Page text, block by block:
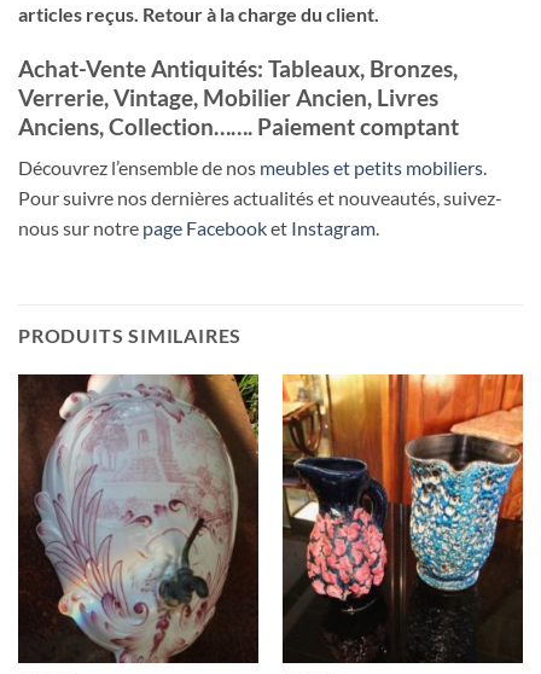
articles reçus. Retour à la charge du client.
Achat-Vente Antiquités: Tableaux, Bronzes,
Verrerie, Vintage, Mobilier Ancien, Livres
Anciens, Collection……. Paiement comptant
Découvrez l’ensemble de nos meubles et petits mobiliers.
Pour suivre nos dernières actualités et nouveautés, suivez-
nous sur notre page Facebooket Instagram.
PRODUITS SIMILAIRES